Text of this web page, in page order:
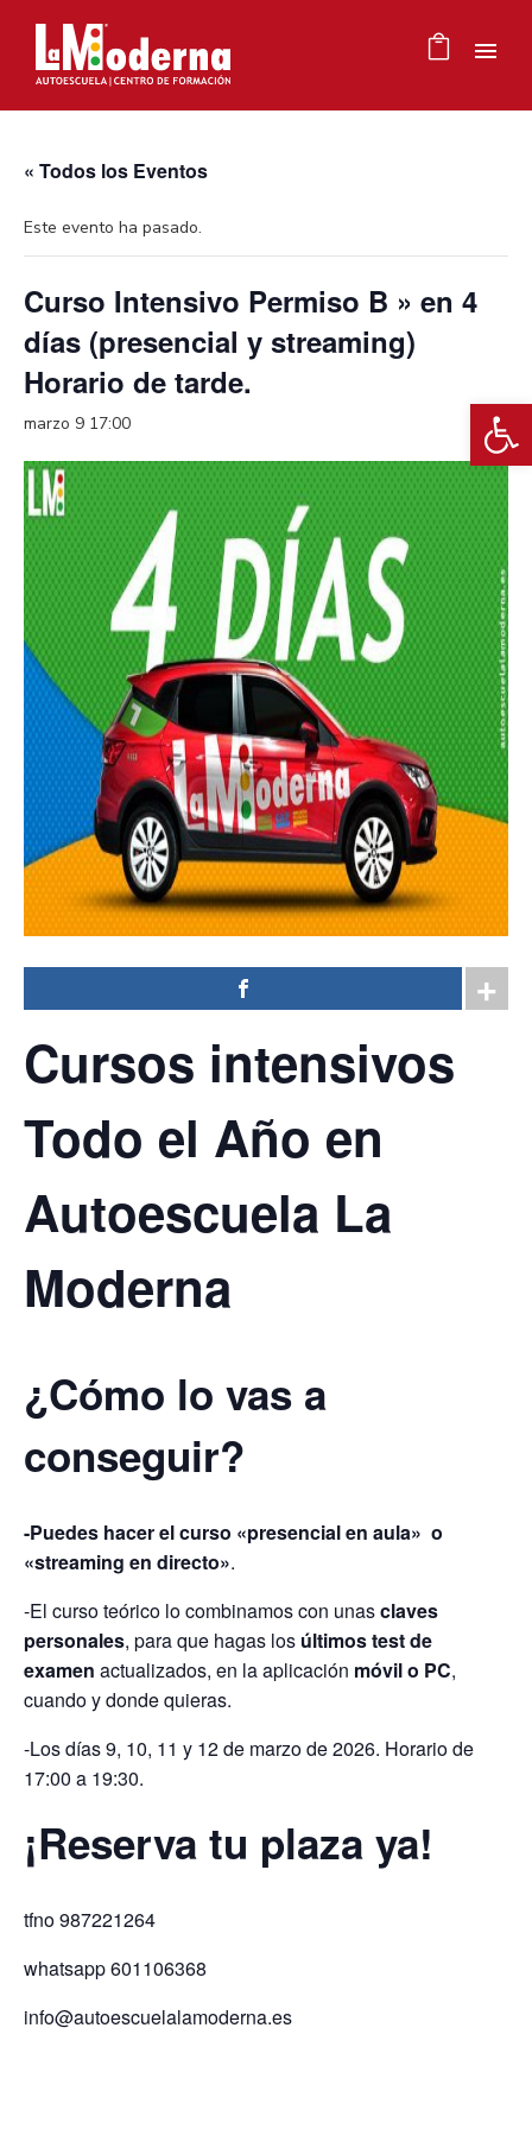
« Todos los Eventos
Este evento ha pasado.
Curso Intensivo Permiso B » en 4
días (presencial y streaming)
Horario de tarde.
marzo 9 17:00
Cursos intensivos
Todo el Año en
Autoescuela La
Moderna
¿Cómo lo vas a
conseguir?
-Puedes hacer el curso «presencial en aula» o
«streaming en directo».
-El curso teórico lo combinamos con unasclaves
personales, para que hagas los últimos test de
examen actualizados, en la aplicación móvil o PC,
cuando y donde quieras.
-Los días 9, 10, 11 y 12 de marzo de 2026. Horario de
17:00 a 19:30.
¡Reserva tu plaza ya!
tfno 987221264
whatsapp 601106368
info@autoescuelalamoderna.es